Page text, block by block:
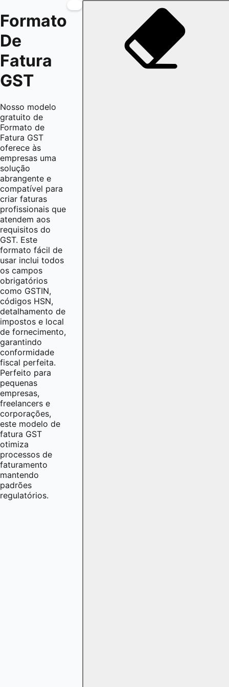
Formato
De
Fatura
GST
Nosso modelo
gratuito de
Formato de
Fatura GST
oferece às
empresas uma
solução
abrangente e
compatível para
criar faturas
profissionais que
atendem aos
requisitos do
GST. Este
formato fácil de
usar inclui todos
os campos
obrigatórios
como GSTIN,
códigos HSN,
detalhamento de
impostos e local
de fornecimento,
garantindo
conformidade
fiscal perfeita.
Perfeito para
pequenas
empresas,
freelancers e
corporações,
este modelo de
fatura GST
otimiza
processos de
faturamento
mantendo
padrões
regulatórios.